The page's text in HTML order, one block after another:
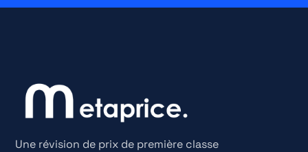
Une révision de prix de première classe